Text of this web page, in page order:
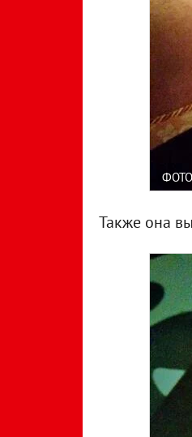
Также она